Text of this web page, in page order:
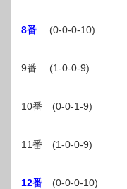
8番 (0-0-0-10)
9番 (1-0-0-9)
10番 (0-0-1-9)
11番 (1-0-0-9)
12番 (0-0-0-10)